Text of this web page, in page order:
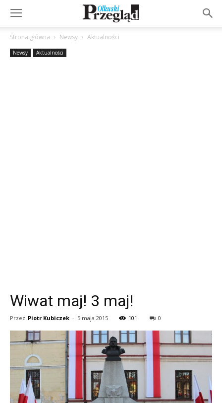
Strona główna Newsy Aktualności
Newsy Aktualności
Wiwat maj! 3 maj!
Przez Piotr Kubiczek - 5 maja 2015 101 0